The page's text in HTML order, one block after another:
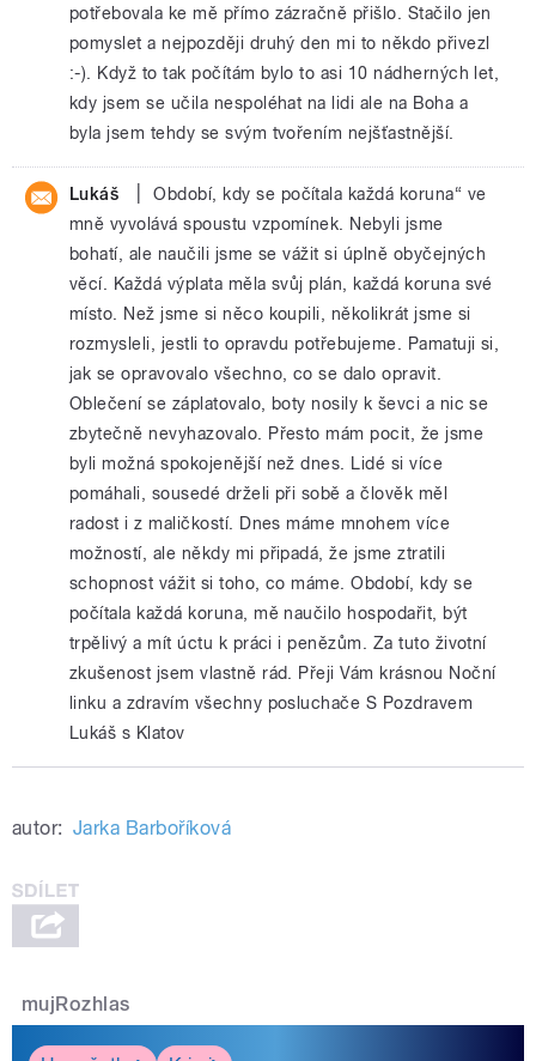
potřebovala ke mě přímo zázračně přišlo. Stačilo jen
pomyslet a nejpozději druhý den mi to někdo přivezl
:-). Když to tak počítám bylo to asi 10 nádherných let,
kdy jsem se učila nespoléhat na lidi ale na Boha a
byla jsem tehdy se svým tvořením nejšťastnější.
Lukáš
Období, kdy se počítala každá koruna“ ve
mně vyvolává spoustu vzpomínek. Nebyli jsme
bohatí, ale naučili jsme se vážit si úplně obyčejných
věcí. Každá výplata měla svůj plán, každá koruna své
místo. Než jsme si něco koupili, několikrát jsme si
rozmysleli, jestli to opravdu potřebujeme. Pamatuji si,
jak se opravovalo všechno, co se dalo opravit.
Oblečení se záplatovalo, boty nosily k ševci a nic se
zbytečně nevyhazovalo. Přesto mám pocit, že jsme
byli možná spokojenější než dnes. Lidé si více
pomáhali, sousedé drželi při sobě a člověk měl
radost i z maličkostí. Dnes máme mnohem více
možností, ale někdy mi připadá, že jsme ztratili
schopnost vážit si toho, co máme. Období, kdy se
počítala každá koruna, mě naučilo hospodařit, být
trpělivý a mít úctu k práci i penězům. Za tuto životní
zkušenost jsem vlastně rád. Přeji Vám krásnou Noční
linku a zdravím všechny posluchače S Pozdravem
Lukáš s Klatov
autor: Jarka Barboříková
mujRozhlas